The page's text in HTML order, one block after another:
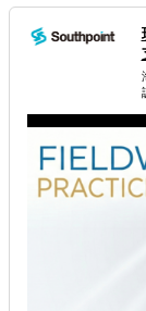
「次の打ち
サービス充
属するジャ
解決できる課
自社商材の現地
許認可や規制調
店舗出店のサポ